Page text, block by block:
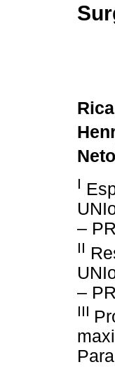
Neto
I
–
II
–
III